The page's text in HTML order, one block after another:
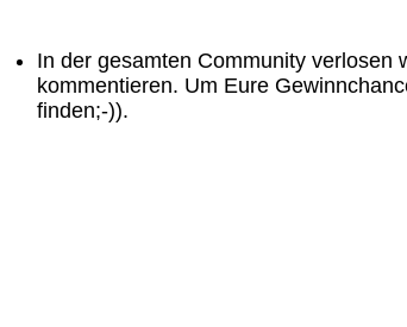
In der gesamten Community verlosen
kommentieren. Um Eure
finden;-)).